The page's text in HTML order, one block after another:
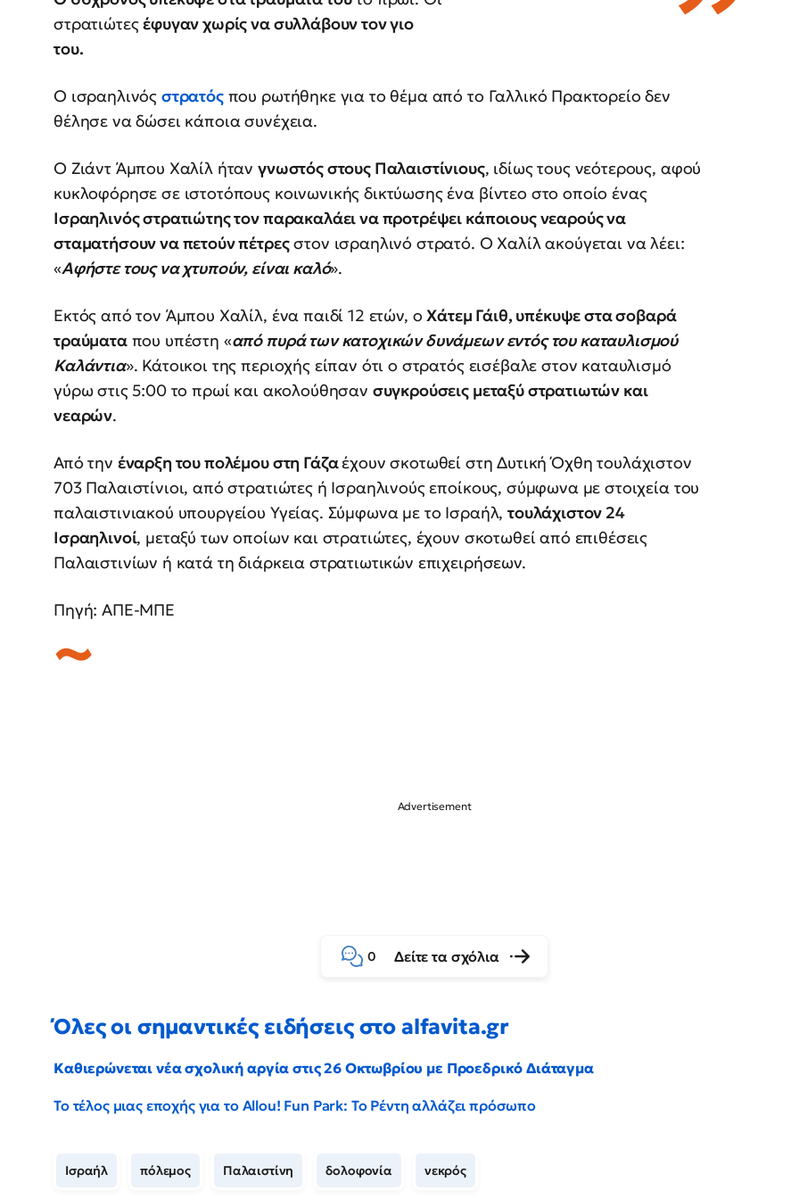
στρατιώτεςέφυγαν χωρίς να συλλάβουν τον γιο
του.
Ο ισραηλινός στρατόςπου ρωτήθηκε για το θέμα από το Γαλλικό Πρακτορείο δεν
θέλησε να δώσει κάποια συνέχεια.
Ο Ζιάντ Άμπου Χαλίλ ήταν γνωστός στους Παλαιστίνιους, ιδίως τους νεότερους, αφού
κυκλοφόρησε σε ιστοτόπους κοινωνικής δικτύωσης ένα βίντεο στο οποίο ένας
Ισραηλινός στρατιώτης τον παρακαλάει να προτρέψει κάποιους νεαρούς να
σταματήσουν να πετούν πέτρεςστον ισραηλινό στρατό. Ο Χαλίλ ακούγεται να λέει:
«Αφήστε τους να χτυπούν, είναι καλό».
Εκτός από τον Άμπου Χαλίλ, ένα παιδί 12 ετών, οΧάτεμ Γάιθ, υπέκυψε στα σοβαρά
τραύματαπου υπέστη «από πυρά των κατοχικών δυνάμεων εντός του καταυλισμού
Καλάντια». Κάτοικοι της περιοχής είπαν ότι ο στρατός εισέβαλε στον καταυλισμό
γύρω στις 5:00 το πρωί και ακολούθησαν συγκρούσεις μεταξύ στρατιωτών και
νεαρών.
Από την έναρξη του πολέμου στη Γάζαέχουν σκοτωθεί στη Δυτική Όχθη τουλάχιστον
703 Παλαιστίνιοι, από στρατιώτες ή Ισραηλινούς εποίκους, σύμφωνα με στοιχεία του
παλαιστινιακού υπουργείου Υγείας. Σύμφωνα με το Ισραήλ,τουλάχιστον 24
Ισραηλινοί, μεταξύ των οποίων και στρατιώτες, έχουν σκοτωθεί από επιθέσεις
Παλαιστινίων ή κατά τη διάρκεια στρατιωτικών επιχειρήσεων.
Πηγή: ΑΠΕ-ΜΠΕ
0 Δείτε τα σχόλια
Όλες οι σημαντικές ειδήσεις στο alfavita.gr
Καθιερώνεται νέα σχολική αργία στις 26 Οκτωβρίου με Προεδρικό Διάταγμα
Το τέλος μιας εποχής για το Allou! Fun Park: Το Ρέντη αλλάζει πρόσωπο
Ισραήλ πόλεμος Παλαιστίνη δολοφονία νεκρός